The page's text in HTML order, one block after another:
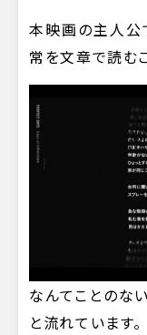
本映画の主人公
常を文章で読む
なんてことのな
と流れています。